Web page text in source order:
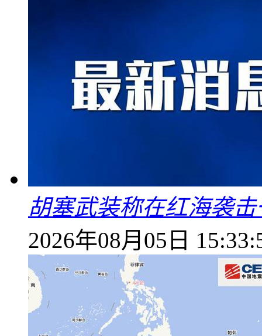
胡塞武装称在红海袭
2026年08月05日